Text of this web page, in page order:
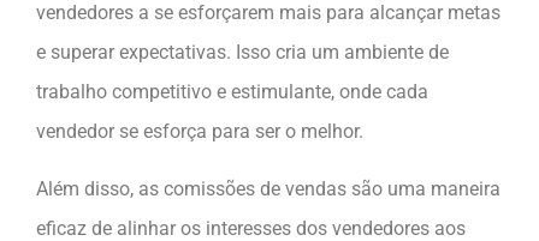
vendedores a se esforçarem mais para alcançar metas
e superar expectativas. Isso cria um ambiente de
trabalho competitivo e estimulante, onde cada
vendedor se esforça para ser o melhor.
Além disso, as comissões de vendas são uma maneira
eficaz de alinhar os interesses dos vendedores aos